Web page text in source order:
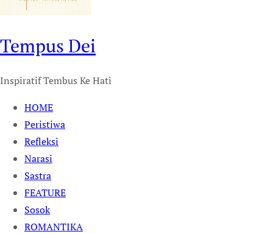
Tempus Dei
Inspiratif Tembus Ke Hati
HOME
Peristiwa
Refleksi
Narasi
Sastra
FEATURE
Sosok
ROMANTIKA